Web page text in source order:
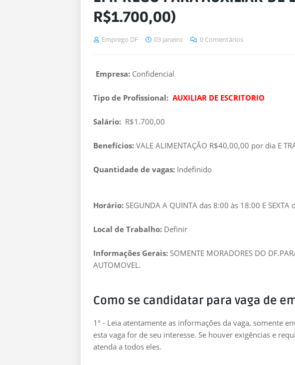
R$1.700,00)
Emprego DF 03 janeiro 0 Comentários
Empresa: Confidencial
Tipo de Profissional: AUXILIAR DE ESCRITORIO
Salário: R$1.700,00
Benefícios: VALE ALIMENTAÇÃO R$40,00,00 por dia E
Quantidade de vagas: Indefinido
Horário: SEGUNDA A QUINTA das 8:00 às 18:00 E SEXTA
Local de Trabalho: Definir
Informações Gerais: SOMENTE MORADORES DO
AUTOMOVEL.
Como se candidatar para vaga de
1º - Leia atentamente as informações da vaga, somente
esta vaga for de seu interesse. Se houver exigências e
atenda a todos eles.